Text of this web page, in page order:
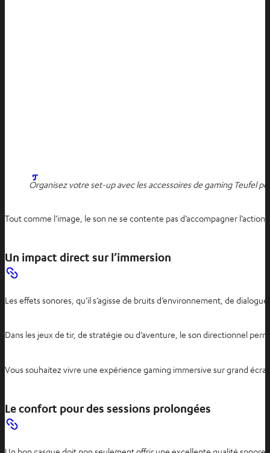
Organisez votre set-up avec les accessoires de gaming Teufel
Tout comme l’image, le son ne se contente pas d’accompagner
Un impact direct sur l’immersion
Les effets sonores, qu’il s’agisse de bruits d’environnement, de
Dans les jeux de tir, de stratégie ou d’aventure, le son directionnel
Vous souhaitez vivre une expérience gaming immersive sur grand
Le confort pour des sessions prolongées